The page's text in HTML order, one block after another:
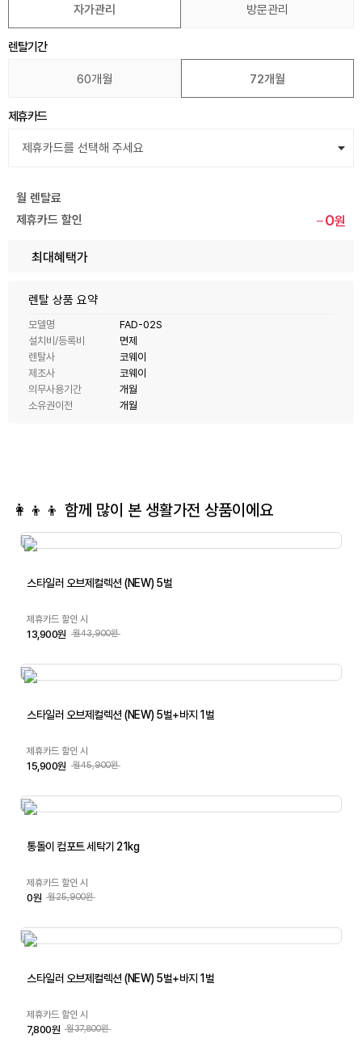
자가관리 방문관리
렌탈기간
60개월 72개월
제휴카드
월 렌탈료
제휴카드 할인
0원
최대혜택가
렌탈 상품 요약
모델명
FAD-02S
설치비/등록비
면제
렌탈사
코웨이
제조사
코웨이
의무사용기간
개월
소유권이전
개월
👩‍👦‍👦 함께 많이 본 생활가전 상품이에요
스타일러 오브제컬렉션 (NEW) 5벌
제휴카드 할인 시
13,900원 월43,900원
스타일러 오브제컬렉션 (NEW) 5벌+바지 1벌
제휴카드 할인 시
15,900원 월45,900원
통돌이 컴포트 세탁기 21kg
제휴카드 할인 시
0원 월25,900원
스타일러 오브제컬렉션 (NEW) 5벌+바지 1벌
제휴카드 할인 시
7,800원 월37,800원